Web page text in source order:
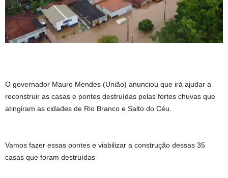
O governador Mauro Mendes (União) anunciou que irá ajudar a
reconstruir as casas e pontes destruídas pelas fortes chuvas que
atingiram as cidades de Rio Branco e Salto do Céu.
Vamos fazer essas pontes e viabilizar a construção dessas 35
casas que foram destruídas